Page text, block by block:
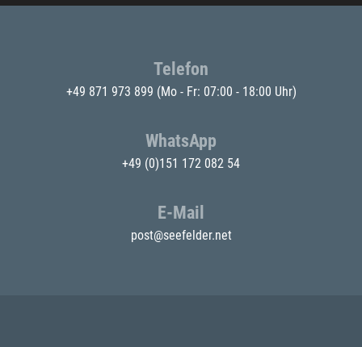
Telefon
+49 871 973 899 (Mo - Fr: 07:00 - 18:00 Uhr)
WhatsApp
+49 (0)151 172 082 54
E-Mail
post@seefelder.net